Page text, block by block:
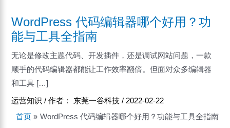
WordPress 代码编辑器哪个好用？功
能与工具全指南
无论是修改主题代码、开发插件，还是调试网站问题，一款
顺手的代码编辑器都能让工作效率翻倍。但面对众多编辑器
和工具 […]
运营知识 / 作者： 东莞一谷科技/ 2022-02-22
首页
WordPress 代码编辑器哪个好用？功能与工具全指南